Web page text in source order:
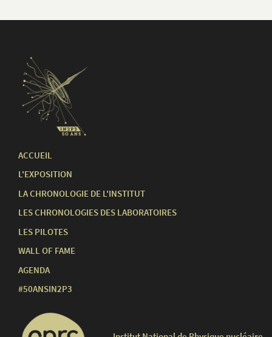
ACCUEIL
L'EXPOSITION
LA CHRONOLOGIE DE L'INSTITUT
LES CHRONOLOGIES DES LABORATOIRES
LES PILOTES
WALL OF FAME
AGENDA
#50ANSIN2P3